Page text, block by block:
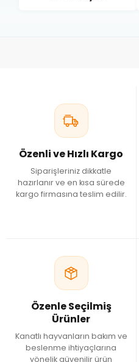
Özenli ve Hızlı Kargo
Siparişleriniz dikkatle
hazırlanır ve en kısa sürede
kargo firmasına teslim edilir.
Özenle Seçilmiş
Ürünler
Kanatlı hayvanların bakım ve
beslenme ihtiyaçlarına
yönelik güvenilir ürün